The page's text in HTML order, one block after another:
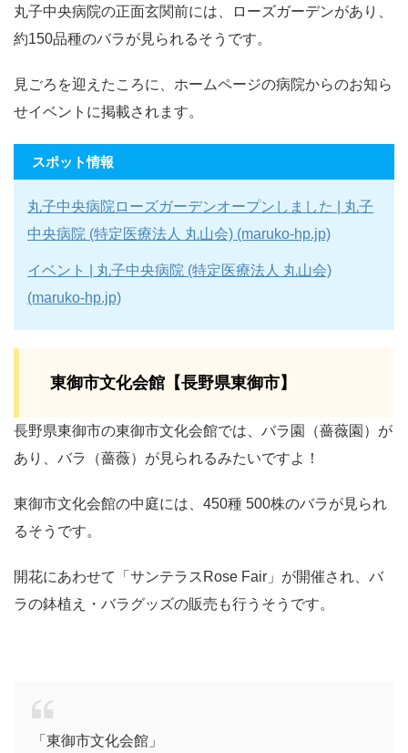
丸子中央病院の正面玄関前には、ローズガーデンがあり、
約150品種のバラが見られるそうです。
見ごろを迎えたころに、ホームページの病院からのお知ら
せイベントに掲載されます。
スポット情報
丸子中央病院ローズガーデンオープンしました | 丸子
中央病院 (特定医療法人 丸山会) (maruko-hp.jp)
イベント | 丸子中央病院 (特定医療法人 丸山会)
(maruko-hp.jp)
東御市文化会館【長野県東御市】
長野県東御市の東御市文化会館では、バラ園（薔薇園）が
あり、バラ（薔薇）が見られるみたいですよ！
東御市文化会館の中庭には、450種 500株のバラが見られ
るそうです。
開花にあわせて「サンテラスRose Fair」が開催され、バ
ラの鉢植え・バラグッズの販売も行うそうです。
「東御市文化会館」